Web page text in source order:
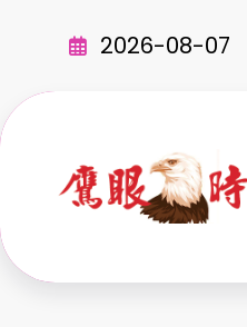
2026-08-07